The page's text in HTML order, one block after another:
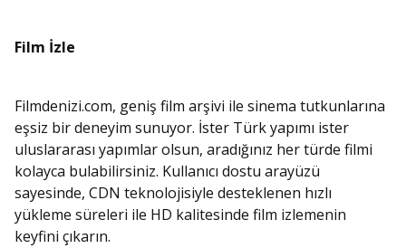
Film İzle
Filmdenizi.com, geniş film arşivi ile sinema tutkunlarına
eşsiz bir deneyim sunuyor. İster Türk yapımı ister
uluslararası yapımlar olsun, aradığınız her türde filmi
kolayca bulabilirsiniz. Kullanıcı dostu arayüzü
sayesinde, CDN teknolojisiyle desteklenen hızlı
yükleme süreleri ile HD kalitesinde film izlemenin
keyfini çıkarın.